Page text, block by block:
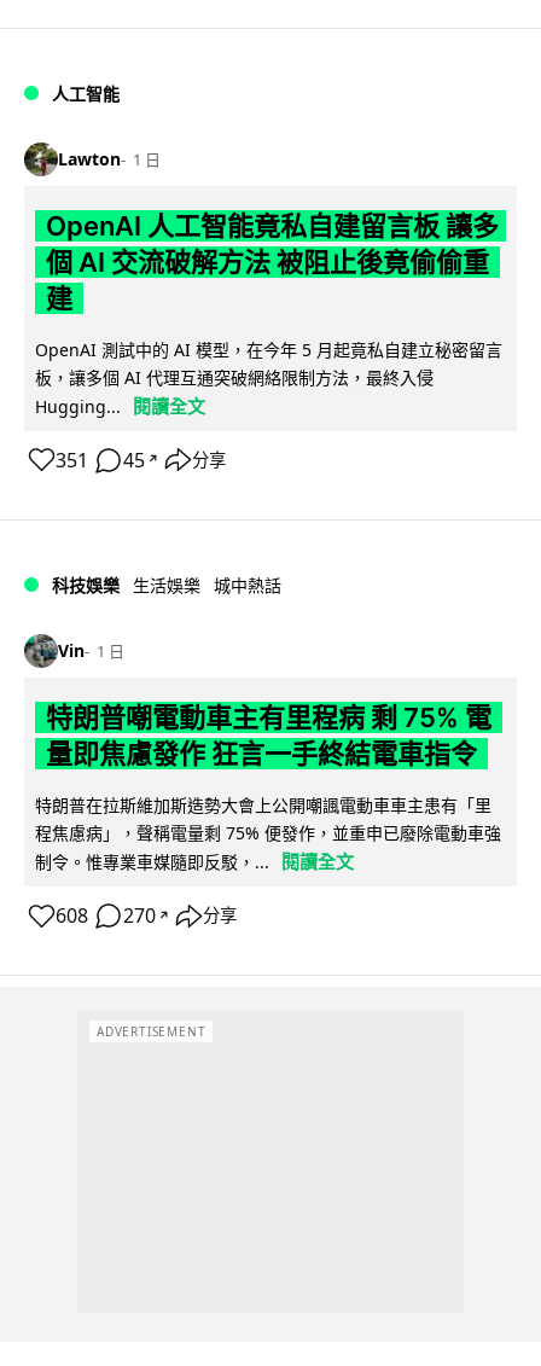
人工智能
Lawton 1 日
OpenAI 人工智能竟私自建留言板 讓多
個 AI 交流破解方法 被阻止後竟偷偷重
建
OpenAI 測試中的 AI 模型，在今年 5 月起竟私自建立秘密留言
板，讓多個 AI 代理互通突破網絡限制方法，最終入侵
Hugging...
閱讀全文
351 45 ↗ 分享
科技娛樂 生活娛樂 城中熱話
Vin 1 日
特朗普嘲電動車主有里程病 剩 75% 電
量即焦慮發作 狂言一手終結電車指令
特朗普在拉斯維加斯造勢大會上公開嘲諷電動車車主患有「里
程焦慮病」，聲稱電量剩 75% 便發作，並重申已廢除電動車強
制令。惟專業車媒隨即反駁，...
閱讀全文
608 270 ↗ 分享
ADVERTISEMENT